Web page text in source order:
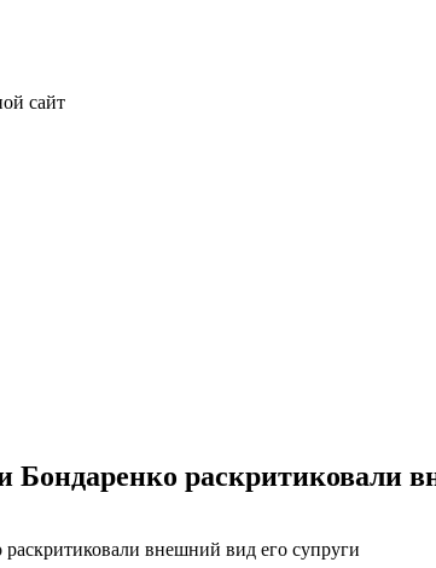
сайт
Бондаренко раскритиковали